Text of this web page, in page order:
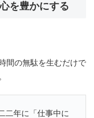
を豊かにする
間の無駄を生むだけで
二年に「仕事中に